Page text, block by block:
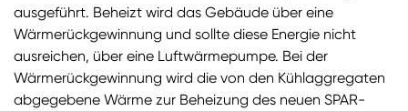
ausgeführt. Beheizt wird das Gebäude über eine
Wärmerückgewinnung und sollte diese Energie nicht
ausreichen, über eine Luftwärmepumpe. Bei der
Wärmerückgewinnung wird die von den Kühlaggregaten
abgegebene Wärme zur Beheizung des neuen SPAR-